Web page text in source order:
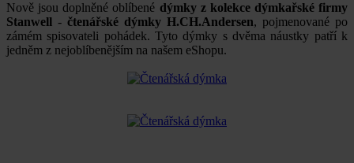
Nově jsou doplněné oblíbené dýmky z kolekce dýmkařské firmy
Stanwell - čtenářské dýmky H.CH.Andersen, pojmenované po
zámém spisovateli pohádek. Tyto dýmky s dvěma náustky patří k
jedněm z nejoblíbenějším na našem eShopu.